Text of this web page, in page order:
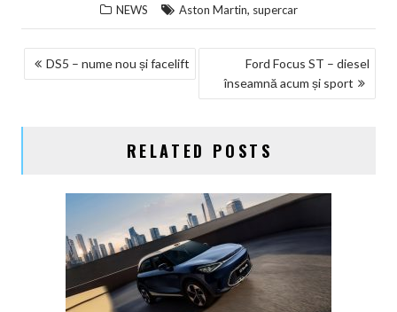
NEWS Aston Martin, supercar
NAVIGARE
DS5 – nume nou și facelift
Ford Focus ST – diesel
înseamnă acum și sport
RELATED POSTS